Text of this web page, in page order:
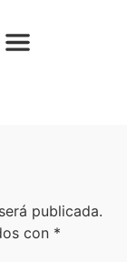
publicada.
con *